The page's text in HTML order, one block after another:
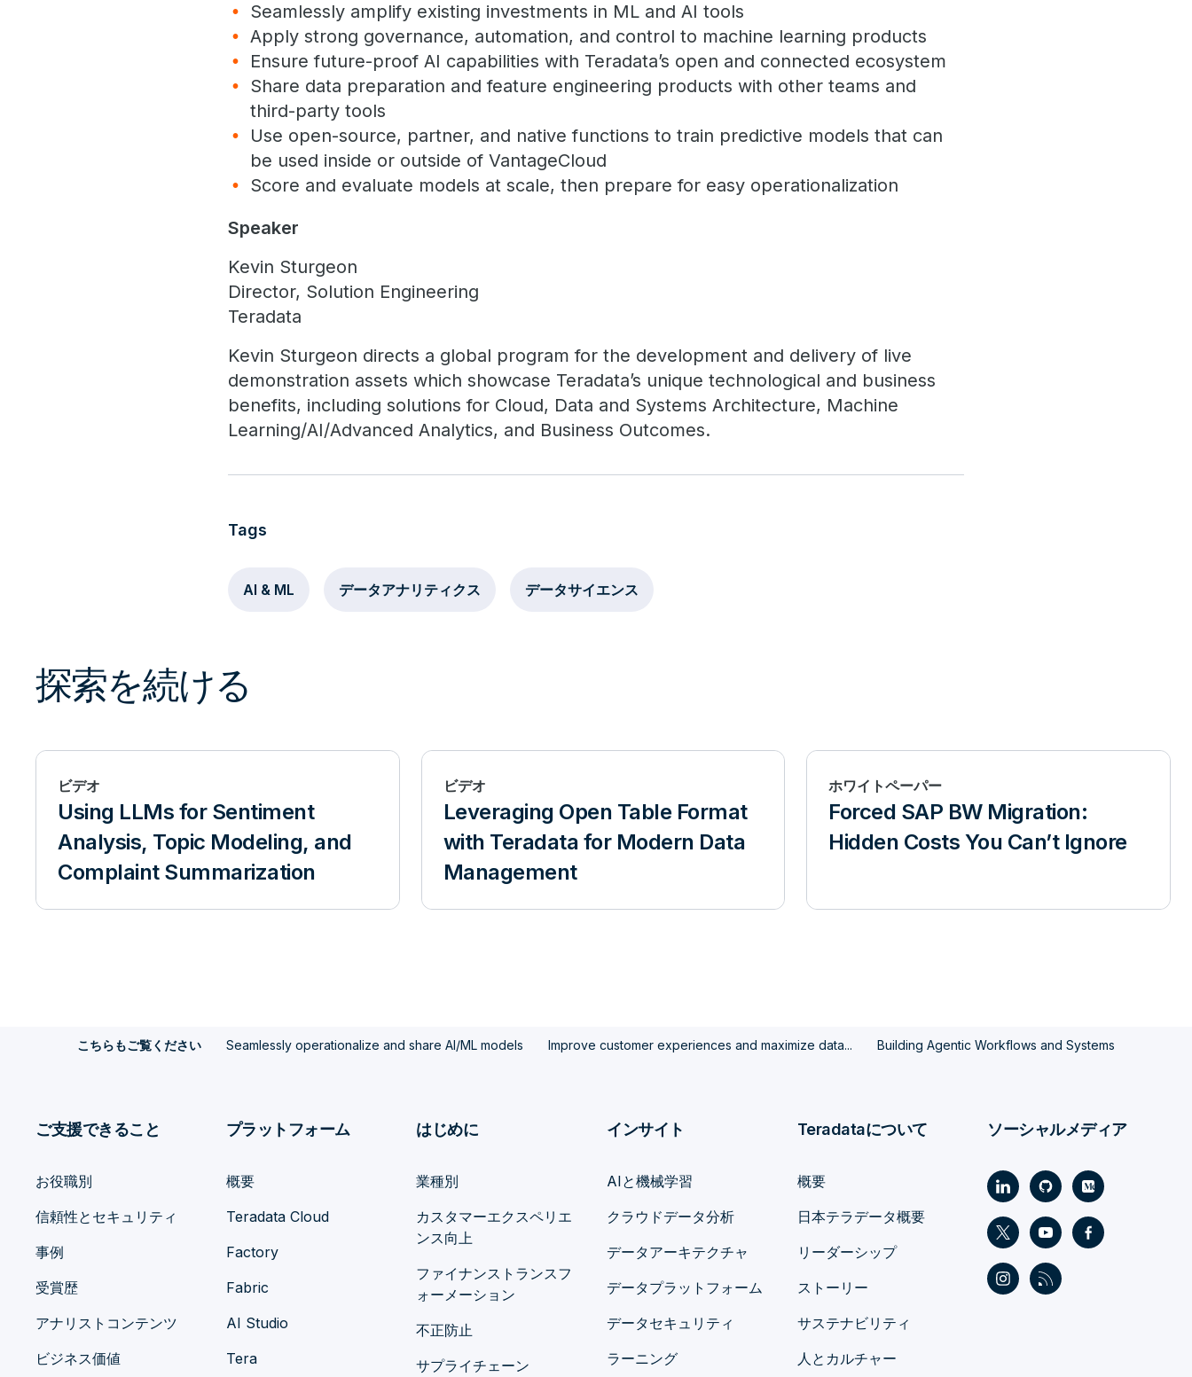
Seamlessly amplify existing investments in ML and AI tools
Apply strong governance, automation, and control to machine learning products
Ensure future-proof AI capabilities with Teradata’s open and connected ecosystem
Share data preparation and feature engineering products with other teams and
third-party tools
Use open-source, partner, and native functions to train predictive models that can
be used inside or outside of VantageCloud
Score and evaluate models at scale, then prepare for easy operationalization
Speaker
Kevin Sturgeon
Director, Solution Engineering
Teradata
Kevin Sturgeon directs a global program for the development and delivery of live
demonstration assets which showcase Teradata’s unique technological and business
benefits, including solutions for Cloud, Data and Systems Architecture, Machine
Learning/AI/Advanced Analytics, and Business Outcomes.
Tags
AI & ML データアナリティクス データサイエンス
探索を続ける
ビデオ
Using LLMs for Sentiment
Analysis, Topic Modeling, and
Complaint Summarization
ビデオ
Leveraging Open Table Format
with Teradata for Modern Data
Management
ホワイトペーパー
Forced SAP BW Migration:
Hidden Costs You Can’t Ignore
こちらもご覧ください Seamlessly operationalize and share AI/ML models Improve customer experiences and maximize data... Building Agentic Workflows and Systems
ご支援できること
お役職別
信頼性とセキュリティ
事例
受賞歴
アナリストコンテンツ
ビジネス価値
プラットフォーム
概要
Teradata Cloud
Factory
Fabric
AI Studio
Tera
はじめに
業種別
カスタマーエクスペリエ
ンス向上
ファイナンストランスフ
ォーメーション
不正防止
サプライチェーン
インサイト
AIと機械学習
クラウドデータ分析
データアーキテクチャ
データプラットフォーム
データセキュリティ
ラーニング
Teradataについて
概要
日本テラデータ概要
リーダーシップ
ストーリー
サステナビリティ
人とカルチャー
ソーシャルメディア